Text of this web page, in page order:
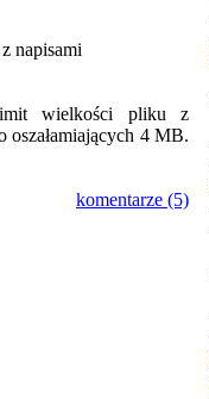
napisami
wielkości pliku z
4 MB.
komentarze (5)